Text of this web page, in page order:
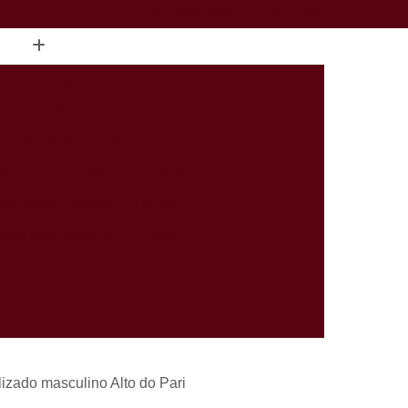
Perto de Mim Heliópolis
masculino Alto do Pari